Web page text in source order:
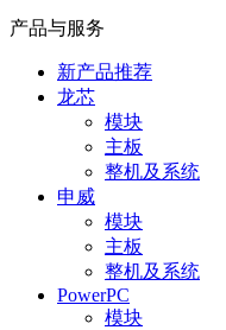
产品与服务
新产品推荐
龙芯
模块
主板
整机及系统
申威
模块
主板
整机及系统
PowerPC
模块